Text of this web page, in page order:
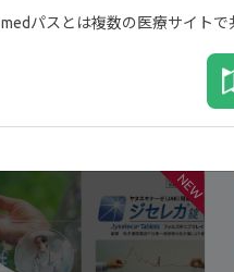
NEW
medパスとは複数の医療サイトで